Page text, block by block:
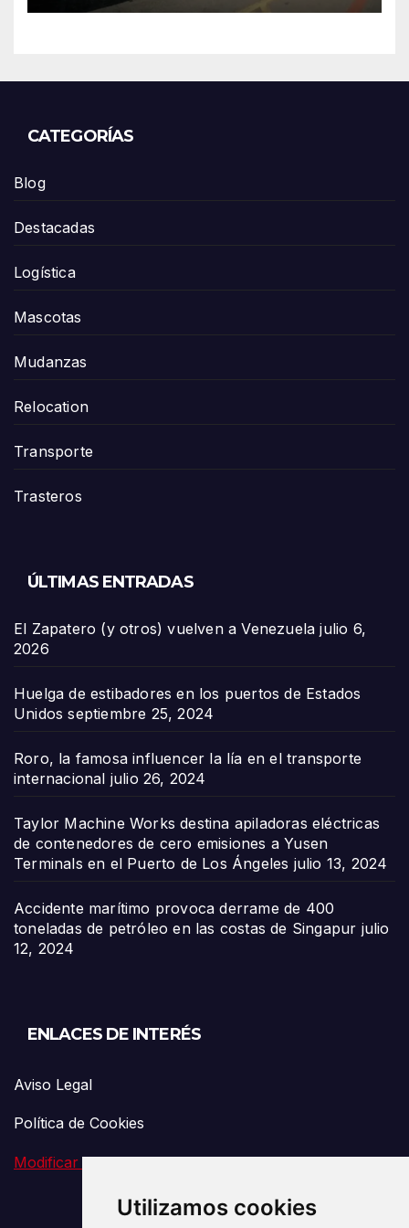
Utilizamos cookies
en el Puerto de Los Ángeles
CATEGORÍAS
Blog
Destacadas
Logística
Mascotas
Mudanzas
Relocation
Transporte
Trasteros
ÚLTIMAS ENTRADAS
El Zapatero (y otros) vuelven a Venezuela julio 6,
2026
Huelga de estibadores en los puertos de Estados
Unidos septiembre 25, 2024
Roro, la famosa influencer la lía en el transporte
internacional julio 26, 2024
Taylor Machine Works destina apiladoras eléctricas
de contenedores de cero emisiones a Yusen
Terminals en el Puerto de Los Ángeles julio 13, 2024
Accidente marítimo provoca derrame de 400
toneladas de petróleo en las costas de Singapur julio
12, 2024
ENLACES DE INTERÉS
Aviso Legal
Política de Cookies
Modificar preferencia de Cookies